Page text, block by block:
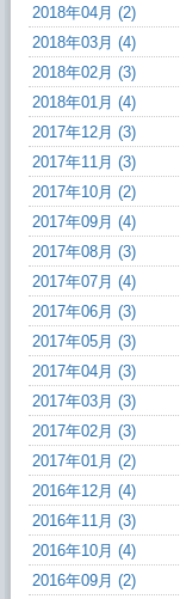
2018年04月 (2)
2018年03月 (4)
2018年02月 (3)
2018年01月 (4)
2017年12月 (3)
2017年11月 (3)
2017年10月 (2)
2017年09月 (4)
2017年08月 (3)
2017年07月 (4)
2017年06月 (3)
2017年05月 (3)
2017年04月 (3)
2017年03月 (3)
2017年02月 (3)
2017年01月 (2)
2016年12月 (4)
2016年11月 (3)
2016年10月 (4)
2016年09月 (2)